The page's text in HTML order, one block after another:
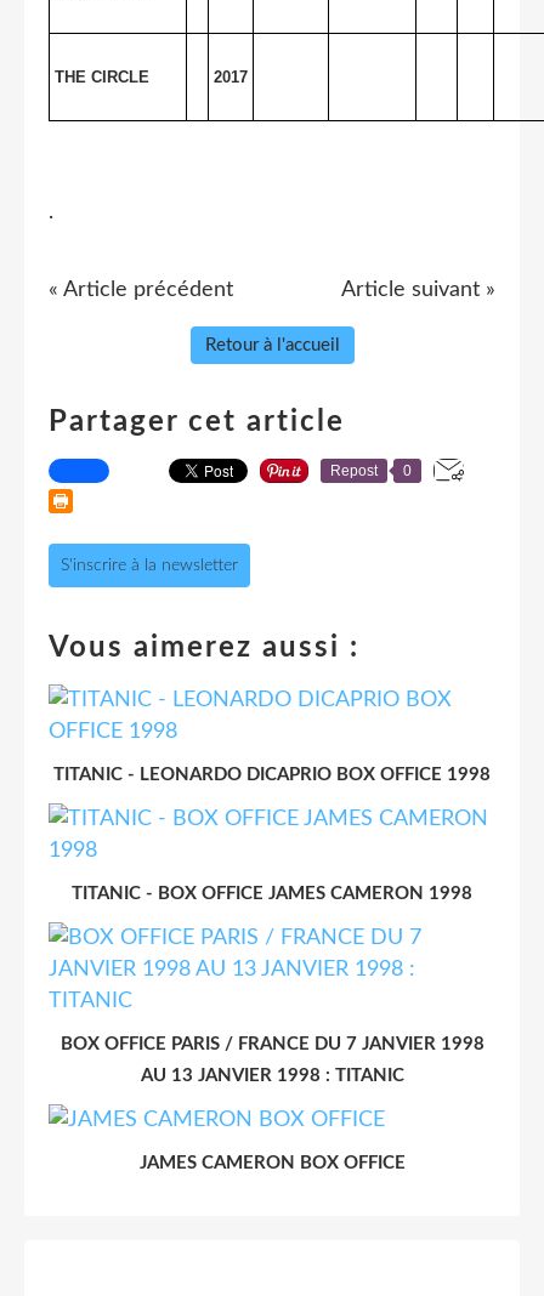
THE CIRCLE 2017
.
« Article précédent Article suivant »
Retour à l'accueil
Partager cet article
Repost 0
S'inscrire à la newsletter
Vous aimerez aussi :
TITANIC - LEONARDO DICAPRIO BOX OFFICE 1998
TITANIC - BOX OFFICE JAMES CAMERON 1998
BOX OFFICE PARIS / FRANCE DU 7 JANVIER 1998
AU 13 JANVIER 1998 : TITANIC
JAMES CAMERON BOX OFFICE